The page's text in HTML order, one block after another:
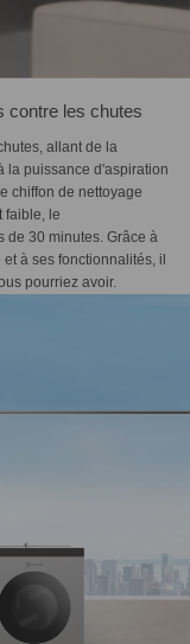
contre les chutes
allant de la
la puissance d'aspiration
chiffon de nettoyage
faible, le
de 30 minutes. Grâce à
à ses fonctionnalités, il
pourriez avoir.